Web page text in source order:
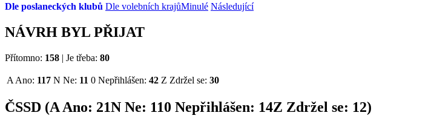
Dle poslaneckých klubů Dle volebních krajůMinulé Následující
NÁVRH BYL PŘIJAT
Přítomno: 158 | Je třeba: 80
A Ano: 117 N Ne: 11 0 Nepřihlášen: 42 Z Zdržel se: 30
ČSSD (AAno: 21N Ne: 110 Nepřihlášen: 14Z Zdržel se: 12)